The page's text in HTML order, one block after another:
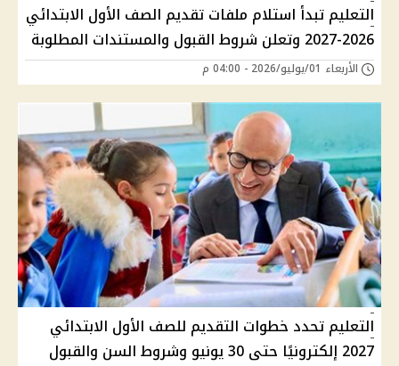
التعليم تبدأ استلام ملفات تقديم الصف الأول الابتدائي
2026-2027 وتعلن شروط القبول والمستندات المطلوبة
الأربعاء 01/يوليو/2026 - 04:00 م
التعليم تحدد خطوات التقديم للصف الأول الابتدائي
2027 إلكترونيًا حتى 30 يونيو وشروط السن والقبول